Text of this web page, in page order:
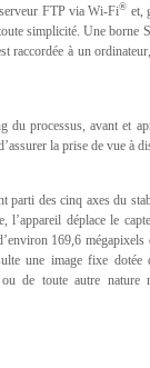
FTP via Wi-Fi® et,
simplicité. Une borne
raccordée à un
du processus, avant et
la prise de vue à
parti des cinq axes du
l’appareil déplace le
169,6 mégapixels
une image fixe dotée
de toute autre nature